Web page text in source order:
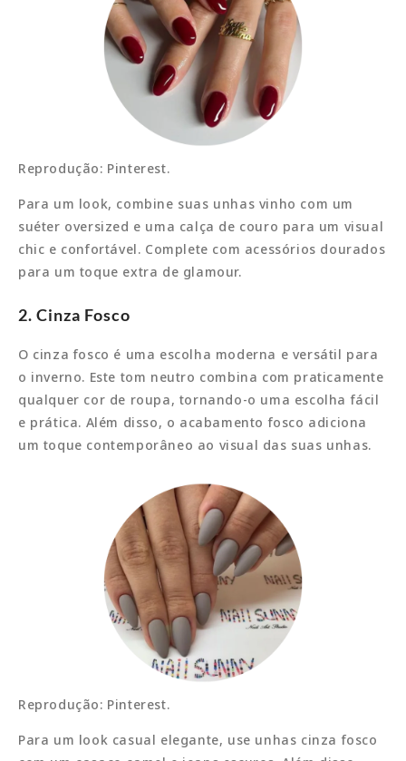
Reprodução: Pinterest.
Para um look, combine suas unhas vinho com um
suéter oversized e uma calça de couro para um visual
chic e confortável. Complete com acessórios dourados
para um toque extra de glamour.
2. Cinza Fosco
O cinza fosco é uma escolha moderna e versátil para
o inverno. Este tom neutro combina com praticamente
qualquer cor de roupa, tornando-o uma escolha fácil
e prática. Além disso, o acabamento fosco adiciona
um toque contemporâneo ao visual das suas unhas.
Reprodução: Pinterest.
Para um look casual elegante, use unhas cinza fosco